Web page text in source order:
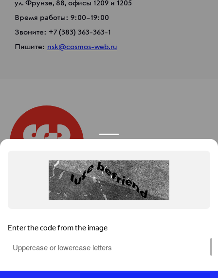
ул. Фрунзе, 88, офисы 1209 и 1205
Время работы: 9:00–19:00
Звоните: +7 (383) 363-363-1
Пишите: nsk@cosmos-web.ru
Космос — этомы.
ТОП-1 в разработке и продвижении сайтов